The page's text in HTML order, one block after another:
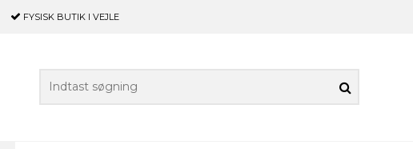
FYSISK BUTIK I VEJLE